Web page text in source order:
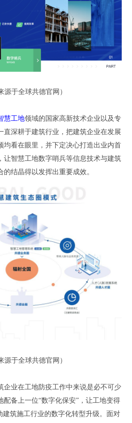
源于全球共德官网 ）
慧工地领域的国家高新技术企业以及专
直深耕于建筑行业 ， 把建筑企业在发展
均看在眼里 ， 并下定决心打造出业内首
， 让智慧工地数字哨兵等信息技术与建筑
的结晶得以发挥出重要成效。
源于全球共德官网 ）
企业在工地防疫工作中来说是必不可少
配备上一位“数字化保安” ， 让工地变得
建筑施工行业的数字化转型升级。面对